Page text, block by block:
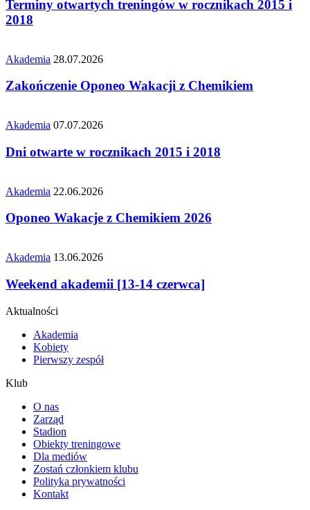
Terminy otwartych treningów w rocznikach 2015 i
2018
Akademia 28.07.2026
Zakończenie Oponeo Wakacji z Chemikiem
Akademia 07.07.2026
Dni otwarte w rocznikach 2015 i 2018
Akademia 22.06.2026
Oponeo Wakacje z Chemikiem 2026
Akademia 13.06.2026
Weekend akademii [13-14 czerwca]
Aktualności
Akademia
Kobiety
Pierwszy zespół
Klub
O nas
Zarząd
Stadion
Obiekty treningowe
Dla mediów
Zostań członkiem klubu
Polityka prywatności
Kontakt